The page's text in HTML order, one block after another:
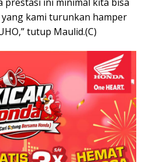
kami turunkan hamper
tutup Maulid.(C)